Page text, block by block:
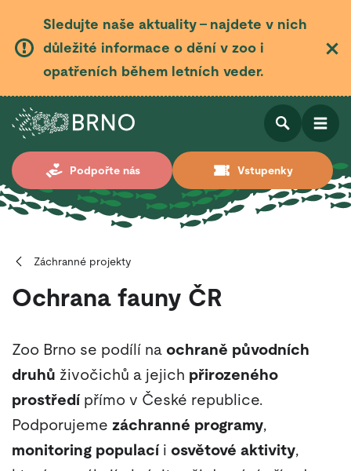
Sledujte naše aktuality – najdete v nich
důležité informace o dění v zoo i
opatřeních během letních veder.
Podpořte nás Vstupenky
Otevřít
Otevřít
Záchranné projekty
Ochrana fauny ČR
Zoo Brno se podílí na ochraně původních
druhů živočichů a jejich přirozeného
prostředí přímo v České republice.
Podporujeme záchranné programy,
monitoring populacíi osvětové aktivity,